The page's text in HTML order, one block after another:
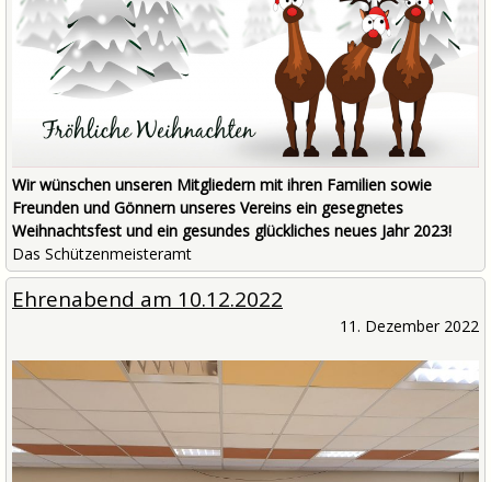
Wir wünschen unseren Mitgliedern mit ihren Familien sowie
Freunden und Gönnern unseres Vereins ein gesegnetes
Weihnachtsfest und ein gesundes glückliches neues Jahr 2023!
Das Schützenmeisteramt
Ehrenabend am 10.12.2022
11. Dezember 2022